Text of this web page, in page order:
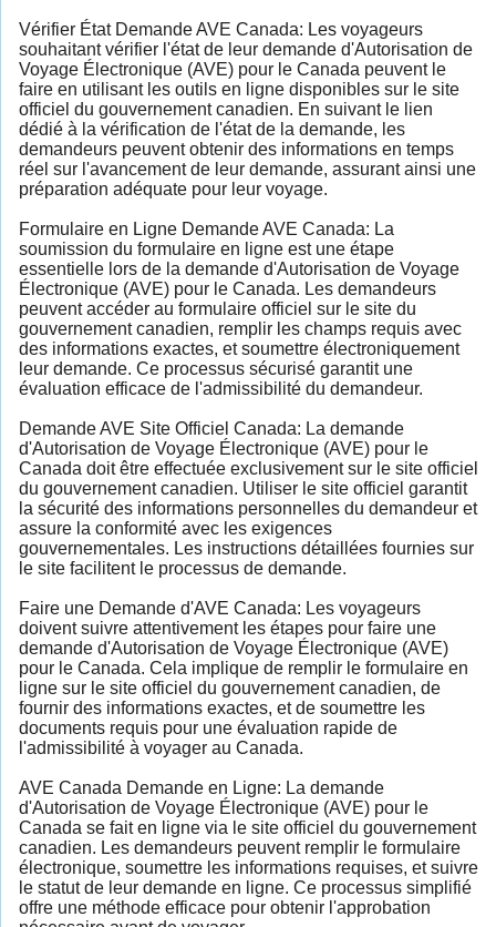
Vérifier État Demande AVE Canada: Les voyageurs
souhaitant vérifier l'état de leur demande d'Autorisation de
Voyage Électronique (AVE) pour le Canada peuvent le
faire en utilisant les outils en ligne disponibles sur le site
officiel du gouvernement canadien. En suivant le lien
dédié à la vérification de l'état de la demande, les
demandeurs peuvent obtenir des informations en temps
réel sur l'avancement de leur demande, assurant ainsi une
préparation adéquate pour leur voyage.
Formulaire en Ligne Demande AVE Canada: La
soumission du formulaire en ligne est une étape
essentielle lors de la demande d'Autorisation de Voyage
Électronique (AVE) pour le Canada. Les demandeurs
peuvent accéder au formulaire officiel sur le site du
gouvernement canadien, remplir les champs requis avec
des informations exactes, et soumettre électroniquement
leur demande. Ce processus sécurisé garantit une
évaluation efficace de l'admissibilité du demandeur.
Demande AVE Site Officiel Canada: La demande
d'Autorisation de Voyage Électronique (AVE) pour le
Canada doit être effectuée exclusivement sur le site officiel
du gouvernement canadien. Utiliser le site officiel garantit
la sécurité des informations personnelles du demandeur et
assure la conformité avec les exigences
gouvernementales. Les instructions détaillées fournies sur
le site facilitent le processus de demande.
Faire une Demande d'AVE Canada: Les voyageurs
doivent suivre attentivement les étapes pour faire une
demande d'Autorisation de Voyage Électronique (AVE)
pour le Canada. Cela implique de remplir le formulaire en
ligne sur le site officiel du gouvernement canadien, de
fournir des informations exactes, et de soumettre les
documents requis pour une évaluation rapide de
l'admissibilité à voyager au Canada.
AVE Canada Demande en Ligne: La demande
d'Autorisation de Voyage Électronique (AVE) pour le
Canada se fait en ligne via le site officiel du gouvernement
canadien. Les demandeurs peuvent remplir le formulaire
électronique, soumettre les informations requises, et suivre
le statut de leur demande en ligne. Ce processus simplifié
offre une méthode efficace pour obtenir l'approbation